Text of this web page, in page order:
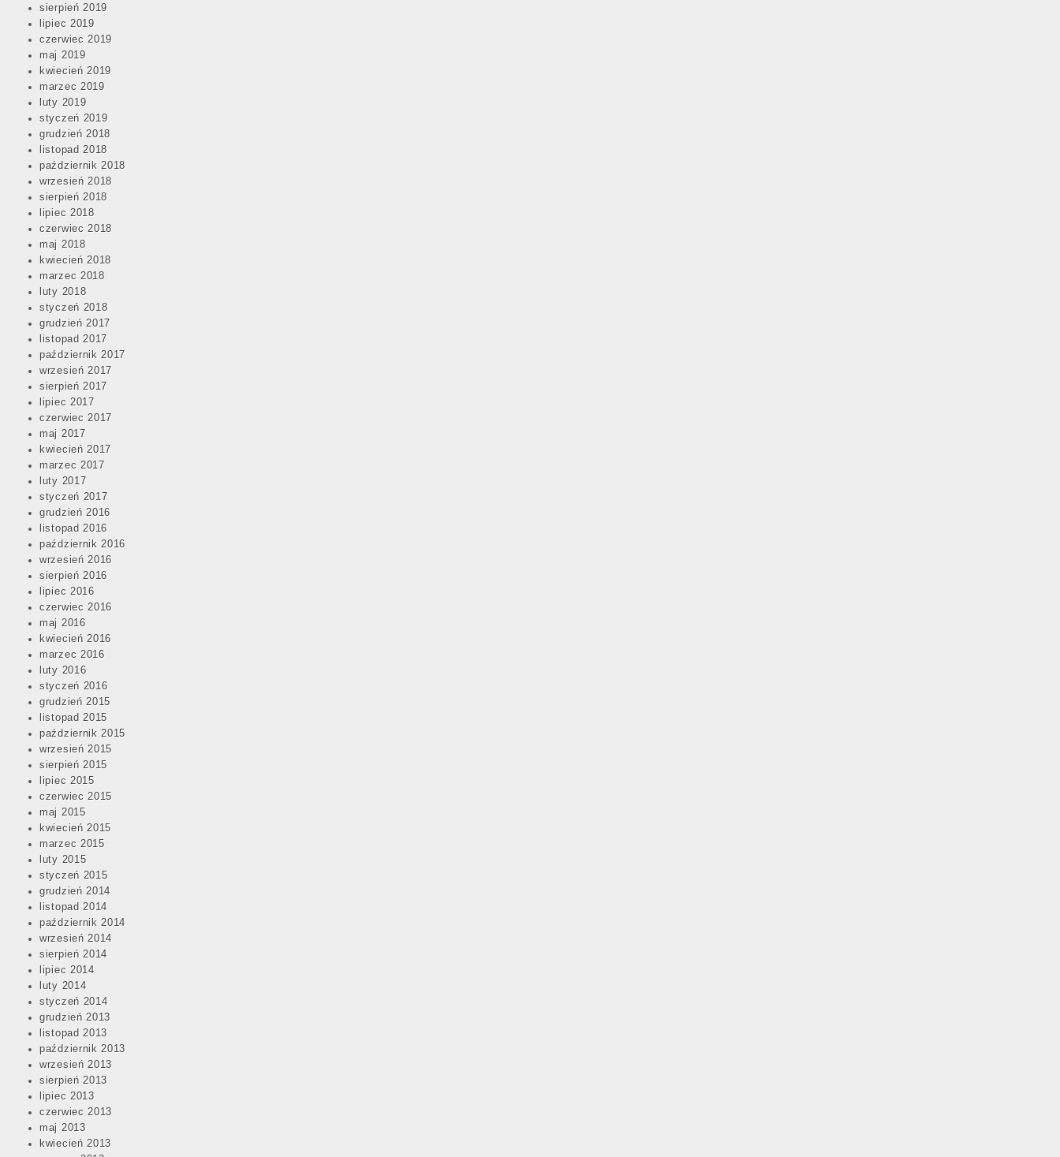
sierpień 2019
lipiec 2019
czerwiec 2019
maj 2019
kwiecień 2019
marzec 2019
luty 2019
styczeń 2019
grudzień 2018
listopad 2018
październik 2018
wrzesień 2018
sierpień 2018
lipiec 2018
czerwiec 2018
maj 2018
kwiecień 2018
marzec 2018
luty 2018
styczeń 2018
grudzień 2017
listopad 2017
październik 2017
wrzesień 2017
sierpień 2017
lipiec 2017
czerwiec 2017
maj 2017
kwiecień 2017
marzec 2017
luty 2017
styczeń 2017
grudzień 2016
listopad 2016
październik 2016
wrzesień 2016
sierpień 2016
lipiec 2016
czerwiec 2016
maj 2016
kwiecień 2016
marzec 2016
luty 2016
styczeń 2016
grudzień 2015
listopad 2015
październik 2015
wrzesień 2015
sierpień 2015
lipiec 2015
czerwiec 2015
maj 2015
kwiecień 2015
marzec 2015
luty 2015
styczeń 2015
grudzień 2014
listopad 2014
październik 2014
wrzesień 2014
sierpień 2014
lipiec 2014
luty 2014
styczeń 2014
grudzień 2013
listopad 2013
październik 2013
wrzesień 2013
sierpień 2013
lipiec 2013
czerwiec 2013
maj 2013
kwiecień 2013